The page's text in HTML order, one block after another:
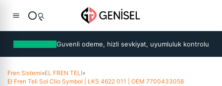
Guvenli odeme, hizli sevkiyat, uyumluluk kontrolu
Fren Sistemi»EL FREN TELI»
El Fren Teli Sol Clio Symbol | LKS 4622 011 | OEM 7700433058